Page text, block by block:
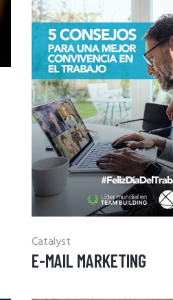
Catalyst
E-MAIL MARKETING